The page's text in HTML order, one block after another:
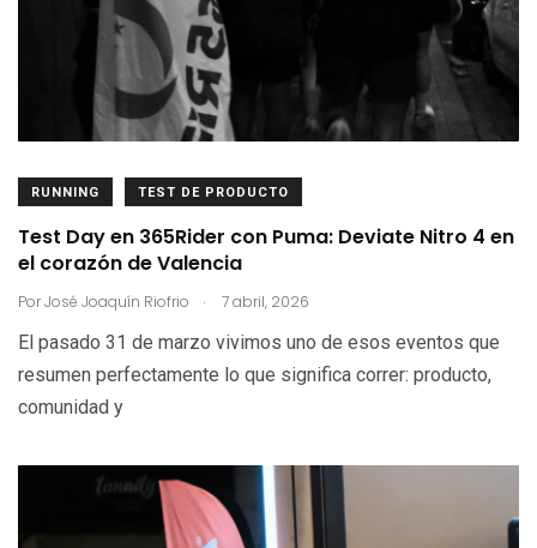
RUNNING TEST DE PRODUCTO
Test Day en 365Rider con Puma: Deviate Nitro 4 en
el corazón de Valencia
PorJosé Joaquín Riofrio . 7 abril, 2026
El pasado 31 de marzo vivimos uno de esos eventos que
resumen perfectamente lo que significa correr: producto,
comunidad y